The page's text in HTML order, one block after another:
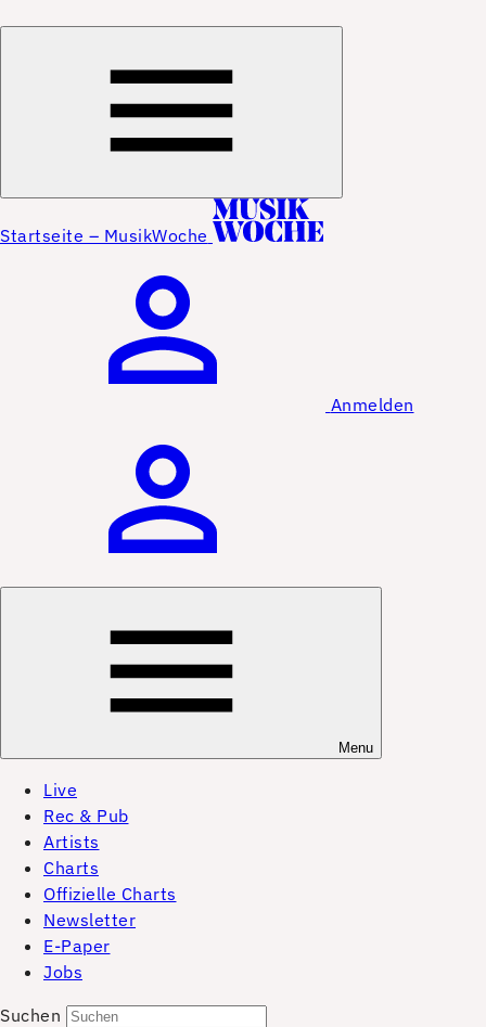
Startseite – MusikWoche
Anmelden
Menu
Live
Rec & Pub
Artists
Charts
Offizielle Charts
Newsletter
E-Paper
Jobs
Suchen